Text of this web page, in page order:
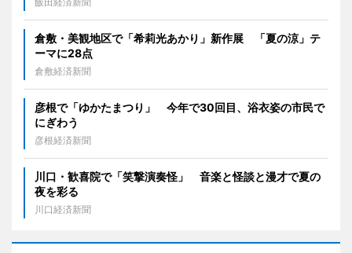
倉敷・美観地区で「希莉光あかり」新作展 「夏の涼」テ
ーマに28点
倉敷経済新聞
彦根で「ゆかたまつり」 今年で30回目、浴衣姿の市民で
にぎわう
彦根経済新聞
川口・歓喜院で「笑撃演奏怪」 音楽と怪談と漫才で夏の
夜を彩る
川口経済新聞